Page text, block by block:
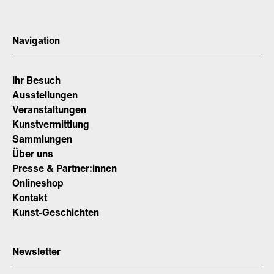
Navigation
Ihr Besuch
Ausstellungen
Veranstaltungen
Kunstvermittlung
Sammlungen
Über uns
Presse & Partner:innen
Onlineshop
Kontakt
Kunst-Geschichten
Newsletter